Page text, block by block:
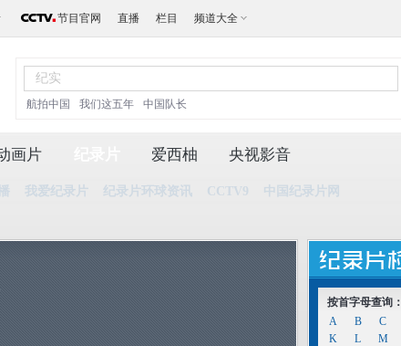
节目官网 直播 栏目 频道大全
航拍中国 我们这五年 中国队长
画片
我爱纪录片 纪录片环球资讯 CCTV9 中国纪录片网
爱西柚 央视影音
按首字母查询：
A
B C
K
L M